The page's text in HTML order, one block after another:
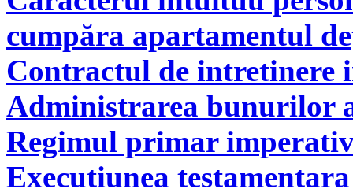
cumpăra apartamentul
Contractul de intretinere
Administrarea bunurilor
Regimul primar
Executiunea